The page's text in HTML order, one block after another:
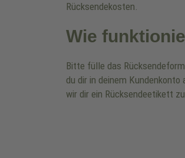
Rücksendekosten.
Wie
Bitte fülle das
du dir in deinem
wir dir ein Rücksendeetikett